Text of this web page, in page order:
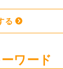
る
ワード